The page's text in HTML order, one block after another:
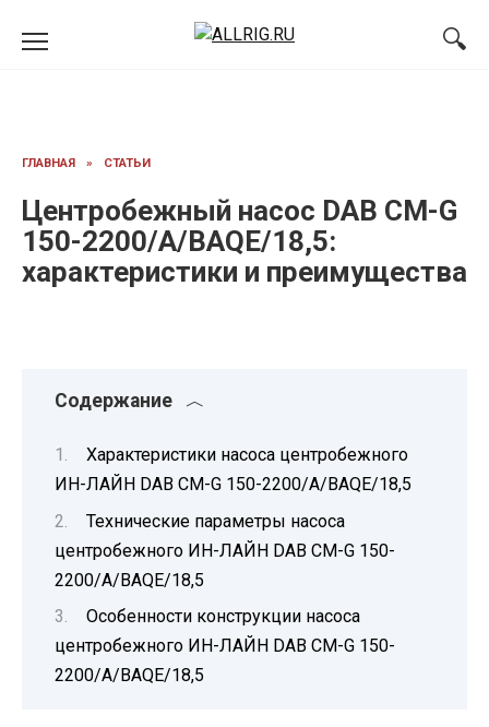
ГЛАВНАЯ » СТАТЬИ
Центробежный насос DAB CM-G
150-2200/A/BAQE/18,5:
характеристики и преимущества
Содержание
Характеристики насоса центробежного
ИН-ЛАЙН DAB CM-G 150-2200/A/BAQE/18,5
Технические параметры насоса
центробежного ИН-ЛАЙН DAB CM-G 150-
2200/A/BAQE/18,5
Особенности конструкции насоса
центробежного ИН-ЛАЙН DAB CM-G 150-
2200/A/BAQE/18,5